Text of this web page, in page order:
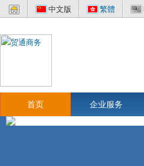
中文版 繁體
首页 企业服务